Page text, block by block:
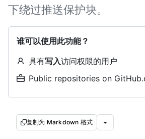
下绕过推送保护块。
谁可以使用此功能？
具有写入访问权限的用户
Public repositories on
复制为 Markdown 格式